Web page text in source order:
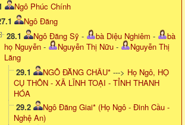
Ngô Phúc Chính
Ngô Đăng
28.1
Ngô Đăng Sỹ - bà Diệu Nghiêm -
bà
họ Nguyễn - Nguyễn Thị Nữu -
Nguyễn Thị
Lăng
29.1
NGÔ ĐĂNG CHÂU* ---> Họ Ngô, HỌ
CỤ THÔN - XÃ LĨNH TOẠI - TỈNH THANH
HÓA
29.2
Ngô Đăng Giai* (Họ Ngô - Đinh Cầu -
Nghệ An)